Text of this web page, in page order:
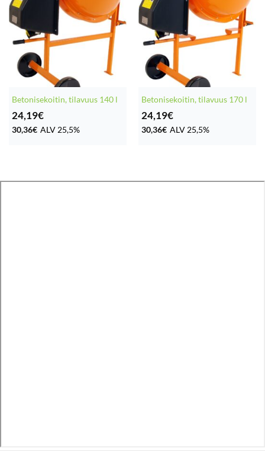
Betonisekoitin, tilavuus 140 l
24,19€
30,36€ ALV 25,5%
Betonisekoitin, tilavuus 170 l
24,19€
30,36€ ALV 25,5%